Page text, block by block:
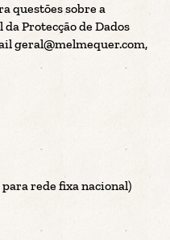
questões sobre a
Protecção de Dados
geral@melmequer.com,
para rede fixa nacional)